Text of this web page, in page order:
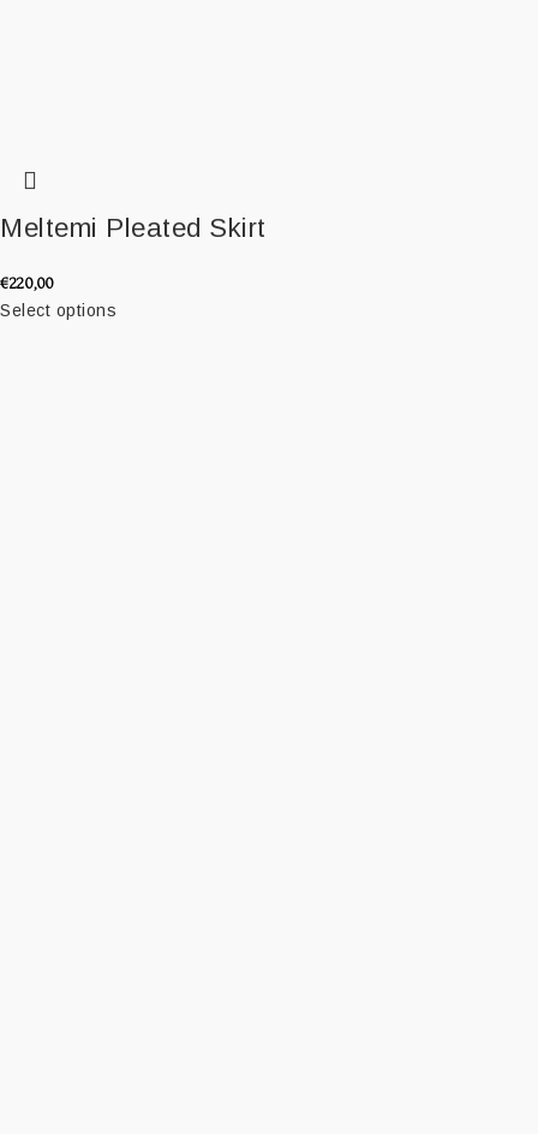
Meltemi Pleated Skirt
€220,00
Select options